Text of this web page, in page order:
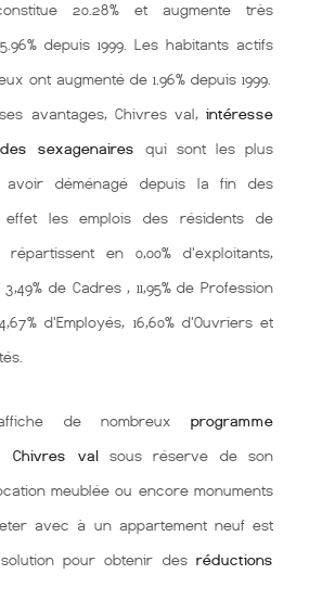
20.28% et augmente très
depuis 1999. Les habitants actifs
ont augmenté de 1.96% depuis 1999.
avantages, Chivres val, intéresse
sexagenaires qui sont les plus
déménagé depuis la fin des
effet les emplois des résidents de
en 0,00% d'exploitants,
de Cadres , 11,95% de Profession
d'Employés, 16,60% d'Ouvriers et
de nombreux programme
Chivres valsous réserve de son
meublée ou encore monuments
avec à un appartement neuf est
pour obtenir des réductions